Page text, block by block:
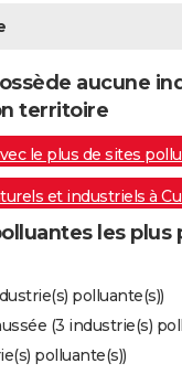
aucune
territoire
le plus de sites
et industriels à
les plus
polluante(s))
(3 industrie(s)
polluante(s))